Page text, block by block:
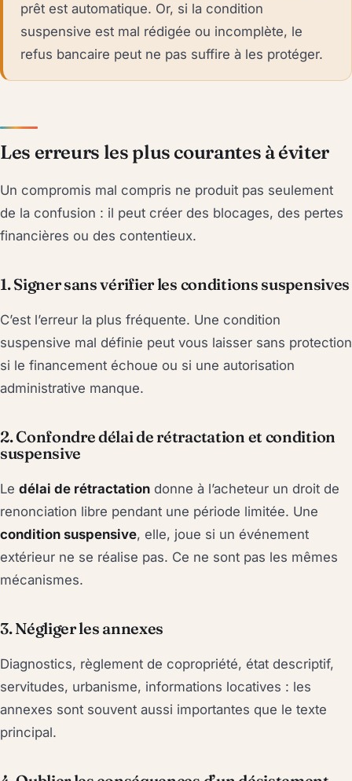
prêt est automatique. Or, si la condition
suspensive est mal rédigée ou incomplète, le
refus bancaire peut ne pas suffire à les protéger.
Les erreurs les plus courantes à éviter
Un compromis mal compris ne produit pas seulement
de la confusion : il peut créer des blocages, des pertes
financières ou des contentieux.
1. Signer sans vérifier les conditions suspensives
C’est l’erreur la plus fréquente. Une condition
suspensive mal définie peut vous laisser sans protection
si le financement échoue ou si une autorisation
administrative manque.
2. Confondre délai de rétractation et condition
suspensive
Le délai de rétractation donne à l’acheteur un droit de
renonciation libre pendant une période limitée. Une
condition suspensive, elle, joue si un événement
extérieur ne se réalise pas. Ce ne sont pas les mêmes
mécanismes.
3. Négliger les annexes
Diagnostics, règlement de copropriété, état descriptif,
servitudes, urbanisme, informations locatives : les
annexes sont souvent aussi importantes que le texte
principal.